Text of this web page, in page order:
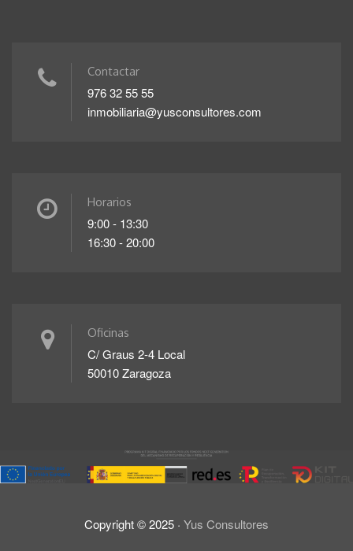
Contactar
976 32 55 55
inmobiliaria@yusconsultores.com
Horarios
9:00 - 13:30
16:30 - 20:00
Oficinas
C/ Graus 2-4 Local
50010 Zaragoza
Copyright ©2025 · Yus Consultores